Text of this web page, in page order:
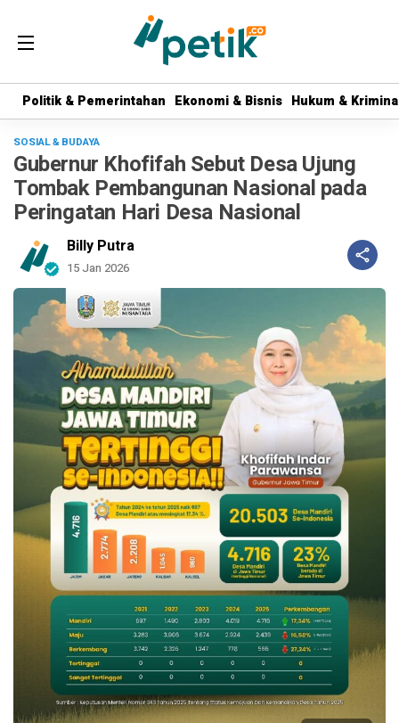
Politik & Pemerintahan Ekonomi & Bisnis Hukum &
Politik & Pemerintahan Ekonomi & Bisnis Hukum &
SOSIAL & BUDAYA
Gubernur Khofifah Sebut Desa Ujung
Tombak Pembangunan Nasional pada
Peringatan Hari Desa Nasional
Billy Putra
15 Jan 2026